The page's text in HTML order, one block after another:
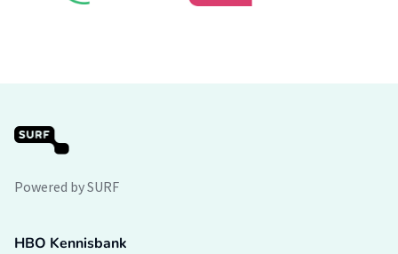
Powered by SURF
HBO Kennisbank